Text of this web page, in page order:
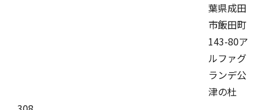
葉県成田
市飯田町
143-80ア
ルファグ
ランデ公
津の杜